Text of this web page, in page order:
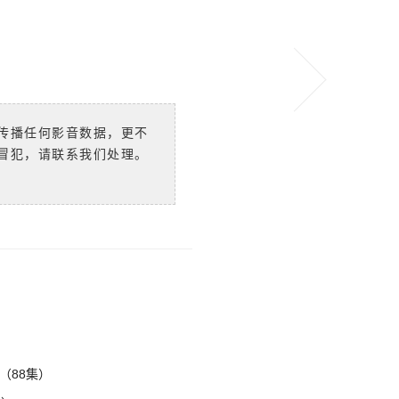
播任何影音数据，更不
，请联系我们处理。
88集）